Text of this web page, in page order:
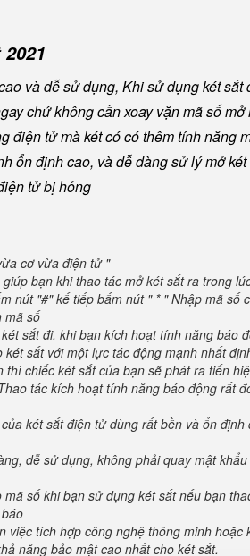
và dễ sử dụng, Khi sử dụng két sắt
chứ không cần xoay vặn mã số
tử mà két có có thêm tính năng
ổn định cao, và dễ dàng sử lý mở
tử bị hỏng
cơ vừa điện tử "
bạn khi thao tác mở két sắt ra trong
nút "#" kế tiếp bấm nút " * " Nhập mã số
mã số
sắt đi, khi bạn kích hoạt tính năng báo
sắt với một lực tác động mạnh nhất
chiếc két sắt của bạn sẽ phát ra tiến
tác kích hoạt tính năng báo động rất
két sắt điện tử dùng rất bền và ổn định
dễ sử dụng, không phải quay mật
số khi bạn sử dụng két sắt nếu bạn
việc tích hợp công nghệ thông minh hoặc
năng bảo mật cao nhất cho két sắt.